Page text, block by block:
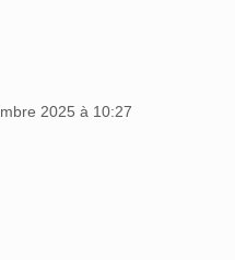
2025 à 10:27